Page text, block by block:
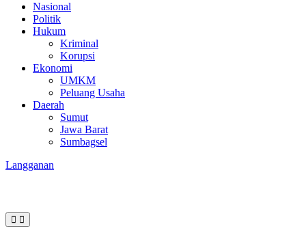
Nasional
Politik
Hukum
Kriminal
Korupsi
Ekonomi
UMKM
Peluang Usaha
Daerah
Sumut
Jawa Barat
Sumbagsel
Langganan